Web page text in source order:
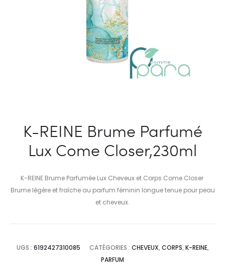
K-REINE Brume Parfumé
Lux Come Closer,230ml
K-REINE Brume Parfumée Lux Cheveux et Corps Come Closer
Brume légère et fraîche au parfum féminin longue tenue pour peau
et cheveux.
UGS : 6192427310085 CATÉGORIES : CHEVEUX, CORPS, K-REINE,
PARFUM